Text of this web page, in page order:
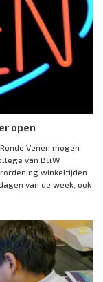
open
Venen mogen
van B&W
winkeltijden
van de week, ook